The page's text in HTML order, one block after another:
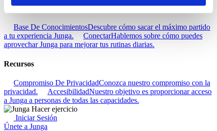
Descubra
Base De ConocimientosDescubre cómo sacar el máximo partido
a tu experiencia Junga.
ConectarHablemos sobre cómo puedes
aprovechar Junga para mejorar tus rutinas diarias.
Recursos
Compromiso De PrivacidadConozca nuestro compromiso con la
privacidad.
AccesibilidadNuestro objetivo es proporcionar acceso
a Junga a personas de todas las capacidades.
Iniciar Sesión
Únete a Junga